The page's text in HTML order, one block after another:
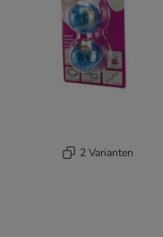
2 Varianten